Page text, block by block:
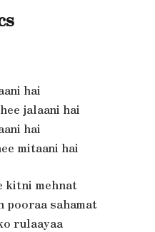
hai
jalaani hai
hai
mitaani hai
kitni mehnat
pooraa sahamat
rulaayaa